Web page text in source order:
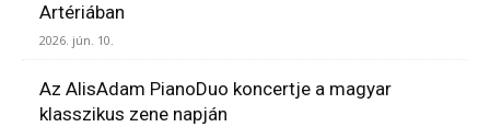
Artériában
2026. jún. 10.
Az AlisAdam PianoDuo koncertje a magyar
klasszikus zene napján